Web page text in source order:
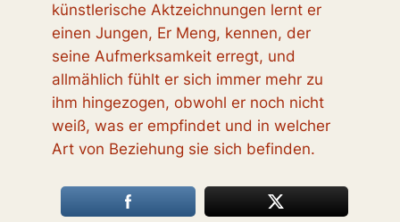
künstlerische Aktzeichnungen lernt er
einen Jungen, Er Meng, kennen, der
seine Aufmerksamkeit erregt, und
allmählich fühlt er sich immer mehr zu
ihm hingezogen, obwohl er noch nicht
weiß, was er empfindet und in welcher
Art von Beziehung sie sich befinden.